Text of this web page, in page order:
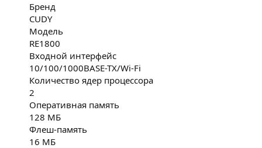
Бренд
CUDY
Модель
RE1800
Входной интерфейс
10/100/1000BASE-TX/Wi-Fi
Количество ядер процессора
2
Оперативная память
128 МБ
Флеш-память
16 МБ